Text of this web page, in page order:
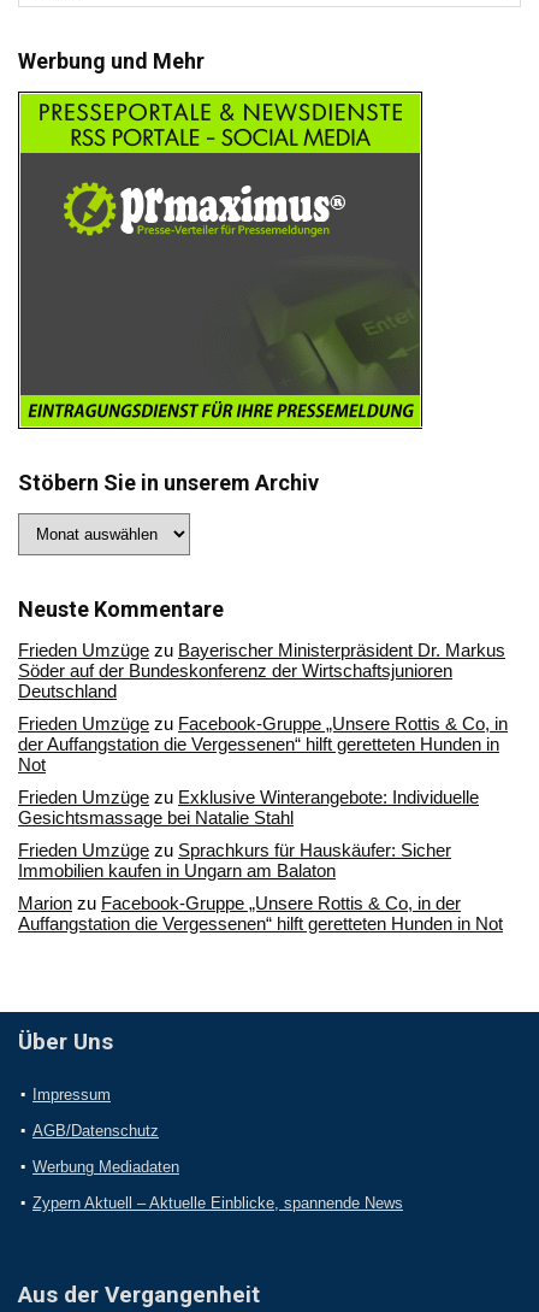
Werbung und Mehr
Stöbern Sie in unserem Archiv
Sie
Archiv
Neuste Kommentare
Frieden Umzüge zu Bayerischer Ministerpräsident Dr. Markus
Söder auf der Bundeskonferenz der Wirtschaftsjunioren
Deutschland
Frieden Umzüge zu Facebook-Gruppe „Unsere Rottis & Co, in
der Auffangstation die Vergessenen“ hilft geretteten Hunden in
Not
Frieden Umzüge zu Exklusive Winterangebote: Individuelle
Gesichtsmassage bei Natalie Stahl
Frieden Umzüge zu Sprachkurs für Hauskäufer: Sicher
Immobilien kaufen in Ungarn am Balaton
Marion zu Facebook-Gruppe „Unsere Rottis & Co, in der
Auffangstation die Vergessenen“ hilft geretteten Hunden in Not
Über Uns
Impressum
AGB/Datenschutz
Werbung Mediadaten
Zypern Aktuell – Aktuelle Einblicke, spannende News
Aus der Vergangenheit